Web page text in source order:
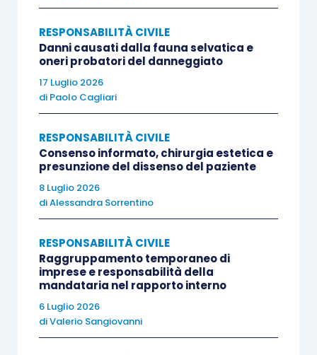
della compagnia assicuratrice nei confronti del
subconduttore, con sentenza confermata sul
punto dalla Corte di appello di Milano.
ricorso per cassazione, lamentando che la
responsabilità del subconduttore fosse stata
esclusa facendo applicazione dell’art. 1588 c.c.,
anziché dell’art. 2051 c.c.
[1] La Corte di cassazione ha accolto il ricorso,
affermando che, per escludere la responsabilità
nei confronti dei terzi danneggiati ai sensi
dell’art. 2051 c.c., non basta che il custode della
RESPONSABILITÀ CIVILE
Danni causati dalla fauna selvatica e
oneri probatori del danneggiato
17 Luglio 2026
di Paolo Cagliari
RESPONSABILITÀ CIVILE
Consenso informato, chirurgia estetica e
presunzione del dissenso del paziente
8 Luglio 2026
diAlessandra Sorrentino
RESPONSABILITÀ CIVILE
Raggruppamento temporaneo di
imprese e responsabilità della
mandataria nel rapporto interno
6 Luglio 2026
diValerio Sangiovanni